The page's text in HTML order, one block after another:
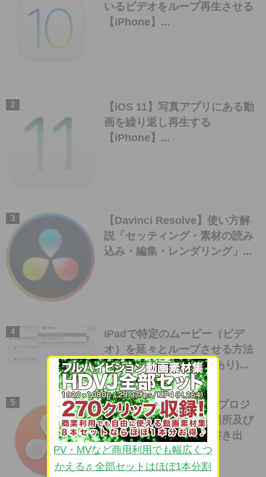
いるビデオをループ再生させる
【iPhone】...
【iOS 11】写真アプリにある動
画を繰り返し再生する
【iPhone】...
【Davinci Resolve】使い方解
説「セッティング・素材の読み
込み・編集・レンダリング」...
iPadで特定のムービー（ビデ
オ）を延々とループさせる方法
(2013.9.19 iOS7で追記あり)...
【Davinci Resolve】のプロジ
ェクトファイルがある場所及び
プロジェクトファイル書き出
し・素材の再接続...
PV・MVなど商用利用でも幅広くつ
かえる♬全部セットはほぼ1本分割